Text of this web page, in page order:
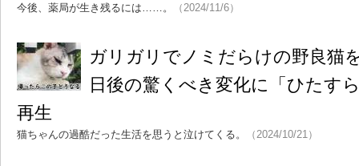
今後、薬局が生き残るには……。
（2024/11/6）
ガリガリでノミだらけの野良
日後の驚くべき変化に「ひたす
再生
猫ちゃんの過酷だった生活を思うと泣けてくる。 （2024/10/21）